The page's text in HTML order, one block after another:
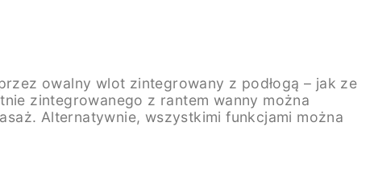
owalny wlot zintegrowany z podłogą – jak ze
zintegrowanego z rantem wanny można
Alternatywnie, wszystkimi funkcjami można